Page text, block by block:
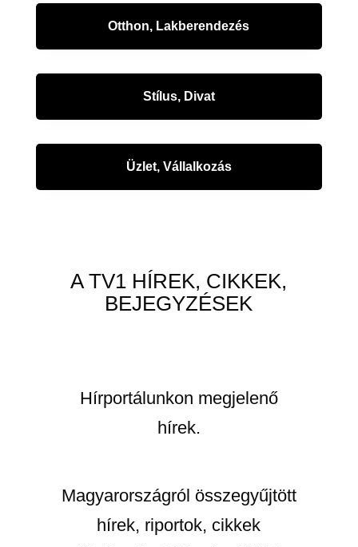
Otthon, Lakberendezés
Stílus, Divat
Üzlet, Vállalkozás
A TV1 HÍREK, CIKKEK,
BEJEGYZÉSEK
Hírportálunkon megjelenő
hírek.
Magyarországról összegyűjtött
hírek, riportok, cikkek